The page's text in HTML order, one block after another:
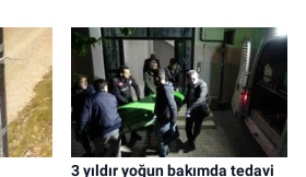
3 yıldır yoğun bakımda tedavi